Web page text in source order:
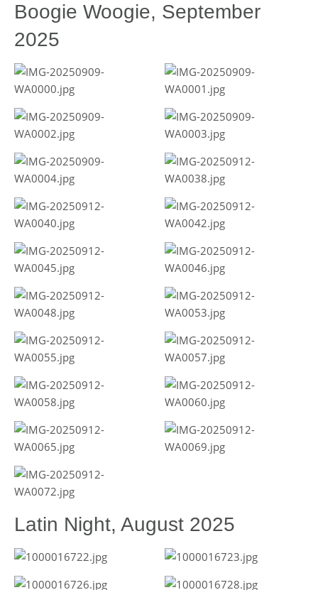
Boogie Woogie, September
2025
Latin Night, August 2025